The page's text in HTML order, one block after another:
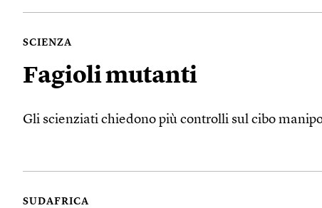
SCIENZA
Fagioli mutanti
Gli scienziati chiedono più controlli sul cibo
SUDAFRICA